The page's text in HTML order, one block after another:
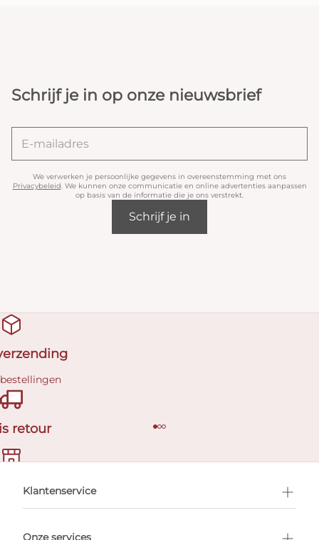
Schrijf je in op onze nieuwsbrief
We verwerken je persoonlijke gegevens in overeenstemming met ons
Privacybeleid. We kunnen onze communicatie en online advertenties aanpassen
op basis van de informatie die je ons verstrekt.
Schrijf je in
retour
afspraak
Klantenservice
Onze services